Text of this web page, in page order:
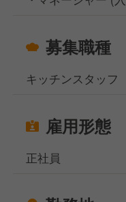
募集職種
キッチンスタッフ
雇用形態
正社員